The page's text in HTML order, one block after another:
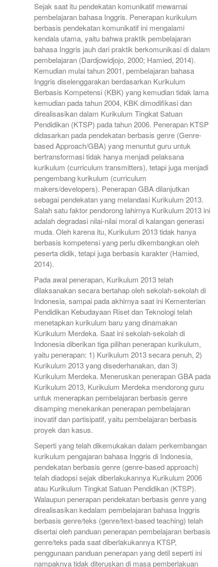
Sejak saat itu pendekatan komunikatif mewarnai
pembelajaran bahasa Inggris. Penerapan kurikulum
berbasis pendekatan komunikatif ini mengalami
kendala utama, yaitu bahwa praktik pembelajaran
bahasa Inggris jauh dari praktik berkomunikasi di dalam
pembelajaran (Dardjowidjojo, 2000; Hamied, 2014).
Kemudian mulai tahun 2001, pembelajaran bahasa
Inggris diselenggarakan berdasarkan Kurikulum
Berbasis Kompetensi (KBK) yang kemudian tidak lama
kemudian pada tahun 2004, KBK dimodifikasi dan
direalisasikan dalam Kurikulum Tingkat Satuan
Pendidikan (KTSP) pada tahun 2006. Penerapan KTSP
didasarkan pada pendekatan berbasis genre (Genre-
based Approach/GBA) yang menuntut guru untuk
bertransformasi tidak hanya menjadi pelaksana
kurikulum (curriculum transmitters), tetapi juga menjadi
pengembang kurikulum (curriculum
makers/developers). Penerapan GBA dilanjutkan
sebagai pendekatan yang melandasi Kurikulum 2013.
Salah satu faktor pendorong lahirnya Kurikulum 2013 ini
adalah degradasi nilai-nilai moral di kalangan generasi
muda. Oleh karena itu, Kurikulum 2013 tidak hanya
berbasis kompetensi yang perlu dikembangkan oleh
peserta didik, tetapi juga berbasis karakter (Hamied,
2014).
Pada awal penerapan, Kurikulum 2013 telah
dilaksanakan secara bertahap oleh sekolah-sekolah di
Indonesia, sampai pada akhirnya saat ini Kementerian
Pendidikan Kebudayaan Riset dan Teknologi telah
menetapkan kurikulum baru yang dinamakan
Kurikulum Merdeka. Saat ini sekolah-sekolah di
Indonesia diberikan tiga pilihan penerapan kurikulum,
yaitu penerapan: 1) Kurikulum 2013 secara penuh, 2)
Kurikulum 2013 yang disederhanakan, dan 3)
Kurikulum Merdeka. Meneruskan penerapan GBA pada
Kurikulum 2013, Kurikulum Merdeka mendorong guru
untuk menerapkan pembelajaran berbasis genre
disamping menekankan penerapan pembelajaran
inovatif dan partisipatif, yaitu pembelajaran berbasis
proyek dan kasus.
Seperti yang telah dikemukakan dalam perkembangan
kurikulum pengajaran bahasa Inggris di Indonesia,
pendekatan berbasis genre (genre-based approach)
telah diadopsi sejak diberlakukannya Kurikulum 2006
atau Kurikulum Tingkat Satuan Pendidikan (KTSP).
Walaupun penerapan pendekatan berbasis genre yang
direalisasikan kedalam pembelajaran bahasa Inggris
berbasis genre/teks (genre/text-based teaching) telah
disertai oleh panduan penerapan pembelajaran berbasis
genre/teks pada saat diberlakukannya KTSP,
penggunaan panduan penerapan yang detil seperti ini
nampaknya tidak diteruskan di masa pemberlakuan